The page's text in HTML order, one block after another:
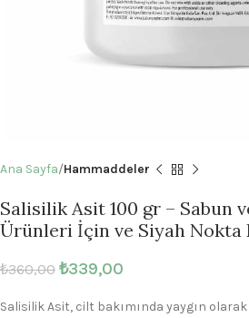
Ana Sayfa Hammaddeler
Salisilik Asit 100 gr – Sabun
Ürünleri İçin ve Siyah Nokta
₺360,00 ₺339,00
Salisilik Asit, cilt bakımında yaygın